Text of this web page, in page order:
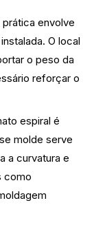
envolve
O local
o peso da
reforçar o
espiral é
molde serve
a curvatura e
como